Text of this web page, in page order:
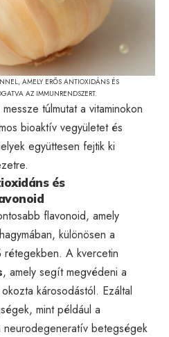
AMELY ERŐS ANTIOXIDÁNS ÉS
AZ IMMUNRENDSZERT.
túlmutat a vitaminokon
bioaktív vegyületet és
együttesen fejtik ki
és
flavonoid, amely
különösen a
rétegekben. A kvercetin
, amely segít megvédeni a
károsodástól. Ezáltal
mint például a
betegségek